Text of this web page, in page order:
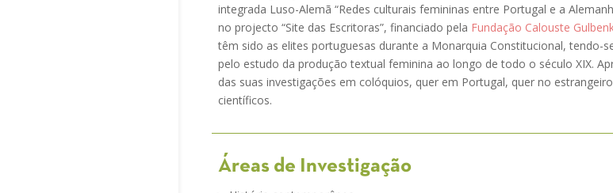
integrada Luso-Alemã “Redes culturais femininas entre Portugal e a
no projecto “Site das Escritoras”, financiado pela Fundação Calouste
têm sido as elites portuguesas durante a Monarquia Constitucional, tendo-
pelo estudo da produção textual feminina ao longo de todo o século XIX.
das suas investigações em colóquios, quer em Portugal, quer no
científicos.
Áreas de Investigação